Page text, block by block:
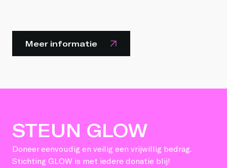
Meer informatie
STEUN GLOW
Doneer eenvoudig en veilig een vrijwillig bedrag.
Stichting GLOW is met iedere donatie blij!